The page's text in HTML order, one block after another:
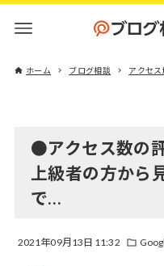
ホーム ブログ相談 アクセス
●アクセス数の
上級者の方から
で…
2021年09月13日 11:32